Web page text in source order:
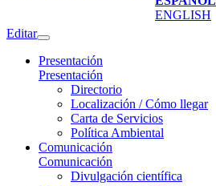
ENGLISH
Editar
Presentación
Presentación
Directorio
Localización / Cómo llegar
Carta de Servicios
Política Ambiental
Comunicación
Comunicación
Divulgación científica